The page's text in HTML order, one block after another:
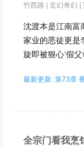
竹西路 | 玄幻奇幻 |
沈渡本是江南富
家业的恶徒更是
旋即被狠心‘假父
最新更新: 第73章
全宗门看我烹